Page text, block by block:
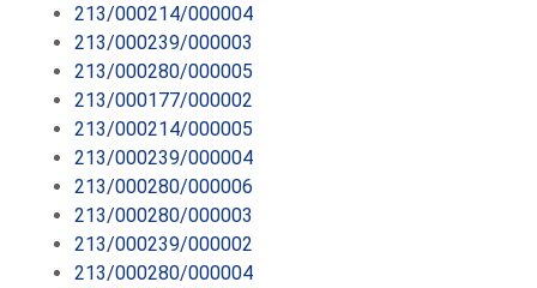
213/000214/000004
213/000239/000003
213/000280/000005
213/000177/000002
213/000214/000005
213/000239/000004
213/000280/000006
213/000280/000003
213/000239/000002
213/000280/000004